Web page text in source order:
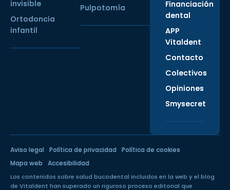
invisible
Ortodoncia
infantil
Pulpotomía
Financiación
dental
APP
Vitaldent
Contacto
Colectivos
Opiniones
Smysecret
Aviso legal Política de privacidad
Política de cookies
Mapa web
Accesibilidad
Los contenidos sobre salud bucodental incluidos en la web y el blog
de Vitaldent han superado un riguroso proceso editorial que